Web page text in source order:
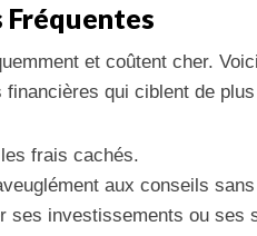
Fréquentes
et coûtent cher.
qui ciblent de
frais cachés.
aux conseils
ses investissements ou ses